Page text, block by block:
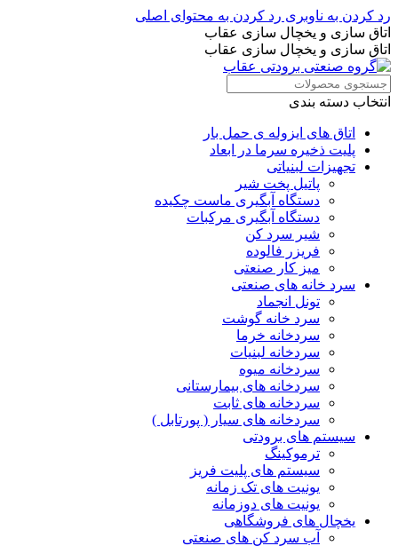
رد کردن به ناوبری رد کردن به محتوای اصلی
اتاق سازی و یخچال سازی عقاب
اتاق سازی و یخچال سازی عقاب
انتخاب دسته بندی
اتاق های ایزوله ی حمل بار
پلیت ذخیره سرما در ابعاد
تجهیزات لبنیاتی
پاتیل پخت شیر
دستگاه آبگیری ماست چکیده
دستگاه آبگیری مرکبات
شیر سرد کن
فریزر فالوده
میز کار صنعتی
سرد خانه های صنعتی
تونل انجماد
سرد خانه گوشت
سردخانه خرما
سردخانه لبنیات
سردخانه میوه
سردخانه های بیمارستانی
سردخانه های ثابت
سردخانه های سیار ( پورتابل )
سیستم های برودتی
ترموکینگ
سیستم های پلیت فریز
یونیت های تک زمانه
یونیت های دوزمانه
یخچال های فروشگاهی
آب سرد کن های صنعتی